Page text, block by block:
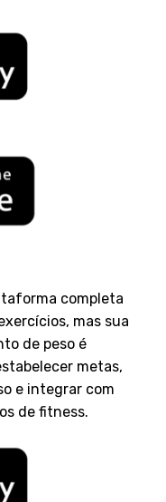
completa
mas sua
de peso é
metas,
e integrar com
de fitness.